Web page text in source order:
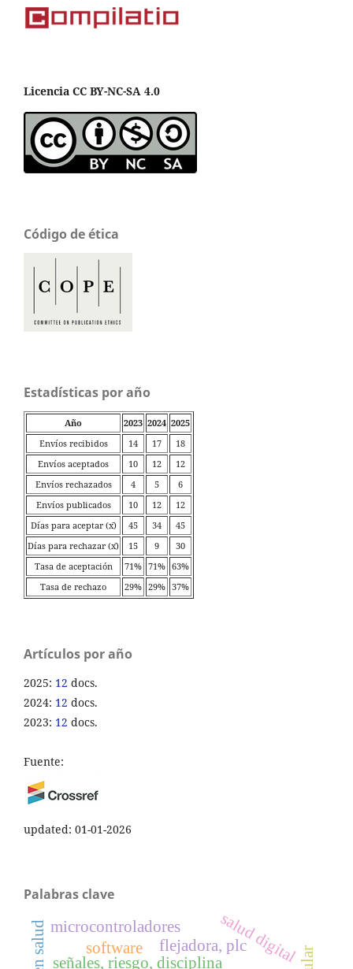
Licencia CC BY-NC-SA 4.0
Código de ética
Estadísticas por año
Año 2023 2024 2025
Envíos recibidos
14 17
18
Envíos aceptados
10 12
12
Envíos rechazados
4 5
6
Envíos publicados
10 12
12
Días para aceptar (x̄)
45 34
45
Días para rechazar (x̄)
15 9
30
Tasa de aceptación
71% 71% 63%
Tasa de rechazo
29% 29% 37%
Artículos por año
2025: 12 docs.
2024: 12 docs.
2023: 12 docs.
Fuente:
updated: 01-01-2026
Palabras clave
señales, riesgo, disciplina
flejadora, plcsalud digital
microcontroladores
software